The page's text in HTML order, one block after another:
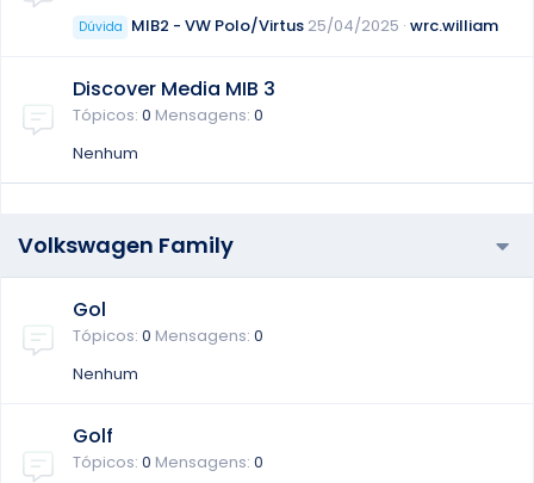
Dúvida MIB2 - VW Polo/Virtus 25/04/2025 wrc.william
Discover Media MIB 3
Tópicos 0 Mensagens 0
Nenhum
Volkswagen Family
Gol
Tópicos 0 Mensagens 0
Nenhum
Golf
Tópicos 0 Mensagens 0